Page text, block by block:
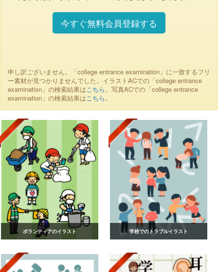
今すぐ無料会員登録する
申し訳ございません。「college entrance examination」に一致するフリ
ー素材が見つかりませんでした。イラストACでの「college entrance
examination」の検索結果はこちら。写真ACでの「college entrance
examination」の検索結果はこちら。
ボランティアのイラスト 学校でのトラブルイラスト